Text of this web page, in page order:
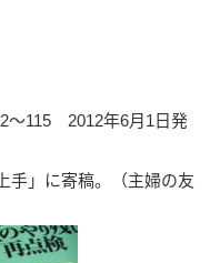
～115 2012年6月1日発
手」に寄稿。（主婦の友